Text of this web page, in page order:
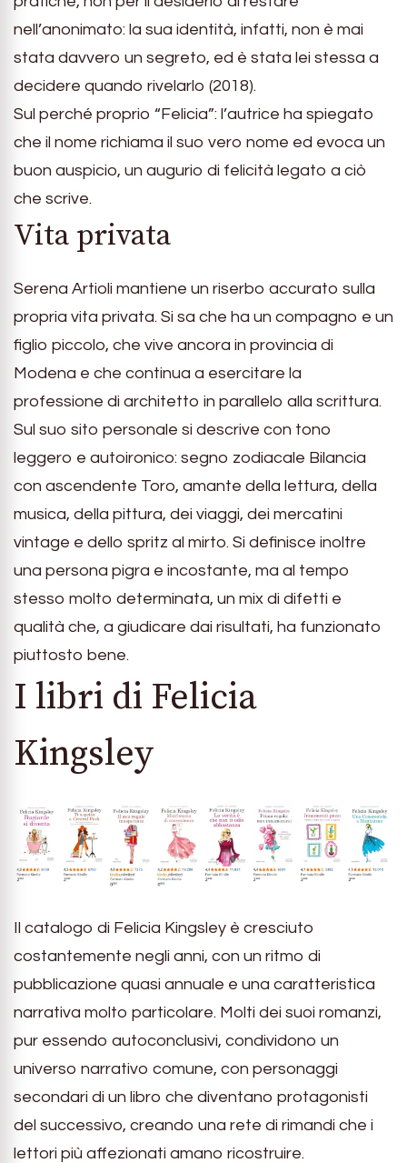
nell’anonimato: la sua identità, infatti, non è mai
stata davvero un segreto, ed è stata lei stessa a
decidere quando rivelarlo (2018).
Sul perché proprio “Felicia”: l’autrice ha spiegato
che il nome richiama il suo vero nome ed evoca un
buon auspicio, un augurio di felicità legato a ciò
che scrive.
Vita privata
Serena Artioli mantiene un riserbo accurato sulla
propria vita privata. Si sa che ha un compagno e un
figlio piccolo, che vive ancora in provincia di
Modena e che continua a esercitare la
professione di architetto in parallelo alla scrittura.
Sul suo sito personale si descrive con tono
leggero e autoironico: segno zodiacale Bilancia
con ascendente Toro, amante della lettura, della
musica, della pittura, dei viaggi, dei mercatini
vintage e dello spritz al mirto. Si definisce inoltre
una persona pigra e incostante, ma al tempo
stesso molto determinata, un mix di difetti e
qualità che, a giudicare dai risultati, ha funzionato
piuttosto bene.
I libri di Felicia
Kingsley
Il catalogo di Felicia Kingsley è cresciuto
costantemente negli anni, con un ritmo di
pubblicazione quasi annuale e una caratteristica
narrativa molto particolare. Molti dei suoi romanzi,
pur essendo autoconclusivi, condividono un
universo narrativo comune, con personaggi
secondari di un libro che diventano protagonisti
del successivo, creando una rete di rimandi che i
lettori più affezionati amano ricostruire.